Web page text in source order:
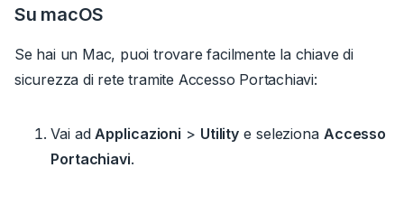
Su macOS
Se hai un Mac, puoi trovare facilmente la chiave di
sicurezza di rete tramite Accesso Portachiavi:
Vai adApplicazioni > Utility e seleziona Accesso
Portachiavi.